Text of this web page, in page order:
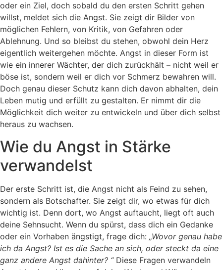
oder ein Ziel, doch sobald du den ersten Schritt gehen
willst, meldet sich die Angst. Sie zeigt dir Bilder von
möglichen Fehlern, von Kritik, von Gefahren oder
Ablehnung. Und so bleibst du stehen, obwohl dein Herz
eigentlich weitergehen möchte. Angst in dieser Form ist
wie ein innerer Wächter, der dich zurückhält – nicht weil er
böse ist, sondern weil er dich vor Schmerz bewahren will.
Doch genau dieser Schutz kann dich davon abhalten, dein
Leben mutig und erfüllt zu gestalten. Er nimmt dir die
Möglichkeit dich weiter zu entwickeln und über dich selbst
heraus zu wachsen.
Wie du Angst in Stärke
verwandelst
Der erste Schritt ist, die Angst nicht als Feind zu sehen,
sondern als Botschafter. Sie zeigt dir, wo etwas für dich
wichtig ist. Denn dort, wo Angst auftaucht, liegt oft auch
deine Sehnsucht. Wenn du spürst, dass dich ein Gedanke
oder ein Vorhaben ängstigt, frage dich: „Wovor genau habe
ich da Angst? Ist es die Sache an sich, oder steckt da eine
ganz andere Angst dahinter? “Diese Fragen verwandeln